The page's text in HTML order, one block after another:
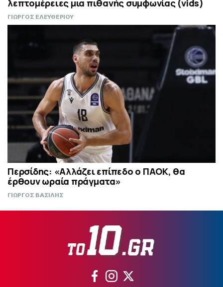
λεπτομέρειες μια πιθανής συμφωνίας (vids)
ΓΙΩΡΓΟΣ ΕΛΕΥΘΕΡΙΟΥ
Περσίδης: «Αλλάζει επίπεδο ο ΠΑΟΚ, θα
έρθουν ωραία πράγματα»
ΓΙΩΡΓΟΣ ΒΑΣΙΛΗΣ